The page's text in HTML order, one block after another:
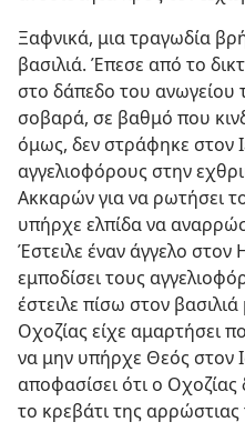
Ξαφνικά, μια τραγωδία
βασιλιά. Έπεσε από το
στο δάπεδο του ανωγείου
σοβαρά, σε βαθμό που
όμως, δεν στράφηκε στον
αγγελιοφόρους στην
Ακκαρών για να ρωτήσει
υπήρχε ελπίδα να
Έστειλε έναν άγγελο στον
εμποδίσει τους
έστειλε πίσω στον
Οχοζίας είχε αμαρτήσει
να μην υπήρχε Θεός στον
αποφασίσει ότι ο
το κρεβάτι της